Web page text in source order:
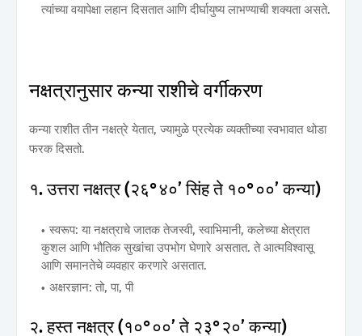
त्यांच्या वयापेक्षा लहान दिसतात आणि दीर्घायुष्य लाभण्याची शक्यता असते.
नक्षत्रानुसार कन्या राशीचे वर्गीकरण
कन्या राशीत तीन नक्षत्रे येतात, ज्यामुळे प्रत्येक व्यक्तीच्या स्वभावात थोडा
फरक दिसतो.
१. उत्तरा नक्षत्र (२६°४०’ सिंह ते १०°००’ कन्या)
स्वरूप: या नक्षत्राचे जातक तेजस्वी, स्वाभिमानी, कलेच्या क्षेत्रात
कुशल आणि भौतिक सुखांचा उपभोग घेणारे असतात. ते आत्मविश्वासू
आणि समानतेचे व्यवहार करणारे असतात.
अक्षरज्ञान: तो, पा, पी
२. हस्त नक्षत्र (१०°००’ ते २३°२०’ कन्या)